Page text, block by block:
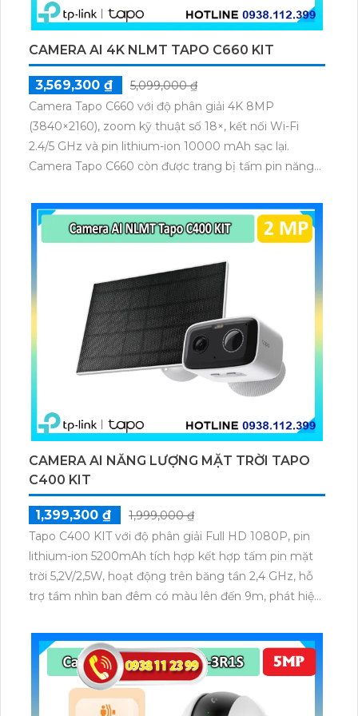
CAMERA AI 4K NLMT TAPO C660 KIT
3,569,300 ₫
5,099,000 ₫
Camera Tapo C660 với độ phân giải 4K 8MP
(3840×2160), zoom kỹ thuật số 18×, kết nối Wi-Fi
2.4/5 GHz và pin lithium-ion 10000 mAh sạc lại.
Camera Tapo C660 còn được trang bị tấm pin năng
thú cưng, phương tiện, lưu trữ thẻ microSD tối đa 512
GB.
CAMERA AI NĂNG LƯỢNG MẶT TRỜI TAPO
C400 KIT
1,399,300 ₫
1,999,000 ₫
Tapo C400 KIT với độ phân giải Full HD 1080P, pin
lithium-ion 5200mAh tích hợp kết hợp tấm pin mặt
trời 5,2V/2,5W, hoạt động trên băng tần 2,4 GHz, hỗ
trợ tầm nhìn ban đêm có màu lên đến 9m, phát hiện
dữ liệu qua thẻ microSD lên đến 512GB.